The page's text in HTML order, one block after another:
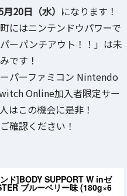
20日（水） になります！
にはニンテンドウパワーで
ーパンチアウト！！」は未
です！
パーファミコン Nintendo
Online加入者限定サー
はこの機会に是非！
確認ください！
ド]BODY SUPPORT W inゼ
ブルーベリー味 (180g×6